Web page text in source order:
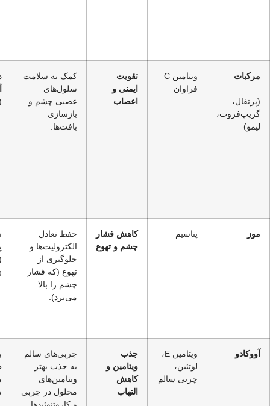
مرکبات
(پرتقال،
گریپ‌فروت،
لیمو)
ویتامین C
فراوان
تقویت
ایمنی و
اعصاب
کمک به سلامت
سلول‌های
عصبی چشم و
بازسازی
بافت‌ها.
موز پتاسیم
کاهش فشار
چشم و تهوع
حفظ تعادل
الکترولیت‌ها و
جلوگیری از
تهوع (که فشار
چشم را بالا
می‌برد).
آووکادو
ویتامین E،
لوتئین،
چربی سالم
جذب
ویتامین و
کاهش
التهاب
چربی‌های سالم
به جذب بهتر
ویتامین‌های
محلول در چربی
و کاروتنوئیدها